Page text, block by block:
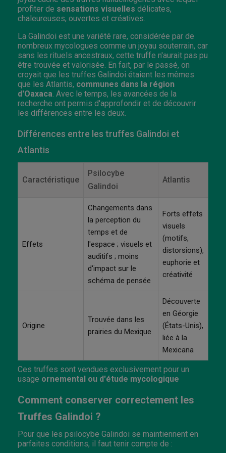
profiter de sensations visuelles délicates,
chaleureuses, ouvertes et créatives.
La Galindoi est une variété rare, considérée par de
nombreux mycologues comme un joyau souterrain, car
sans les rituels ancestraux, cette truffe n'aurait pas pu
être trouvée et valorisée. En fait, par le passé, on
croyait que les truffes Galindoi étaient les mêmes
que les Atlantis, communes dans la région
d'Oaxaca . Avec le temps, les avancées de la
recherche ont permis d'approfondir et de découvrir
les différences entre les deux.
Différences entre les truffes Galindoi et
Atlantis
Caractéristique
Psilocybe
Galindoi
Atlantis
Effets
Changements dans
la perception du
temps et de
l'espace ; visuels et
auditifs ; moins
d'impact sur le
schéma de pensée
Forts effets
visuels
(motifs,
distorsions),
euphorie et
créativité
Origine
Trouvée dans les
prairies du Mexique
Découverte
en Géorgie
(États-Unis),
liée à la
Mexicana
Ces truffes sont vendues exclusivement pour un
usage ornemental ou d'étude mycologique
Comment conserver correctement les
Truffes Galindoi ?
Pour que les psilocybe Galindoi se maintiennent en
parfaites conditions, il faut tenir compte de :